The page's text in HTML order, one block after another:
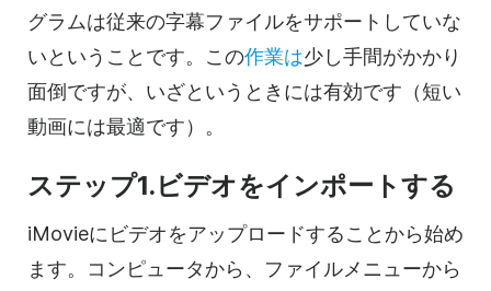
グラムは従来の字幕ファイルをサポートしていな
いということです。この作業は少し手間がかかり
面倒ですが、いざというときには有効です（短い
動画には最適です）。
ステップ1.ビデオをインポートする
iMovieにビデオをアップロードすることから始め
ます。コンピュータから、ファイルメニューから